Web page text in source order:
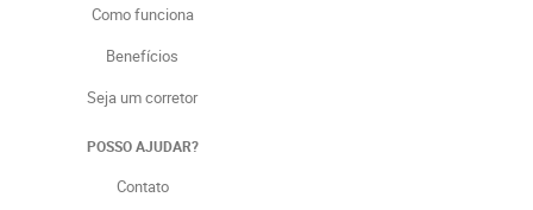
Como funciona
Benefícios
Seja um corretor
POSSO AJUDAR?
Contato